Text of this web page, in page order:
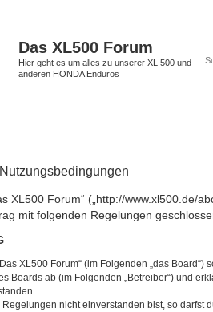
Das XL500 Forum
Hier geht es um alles zu unserer XL 500 und
anderen HONDA Enduros
XL500 Forum“ („http://www.xl500.de/
mit folgenden Regelungen
XL500 Forum“ (im Folgenden „das
Boards ab (im Folgenden „Betreiber“) und
nicht einverstanden bist, so darfst